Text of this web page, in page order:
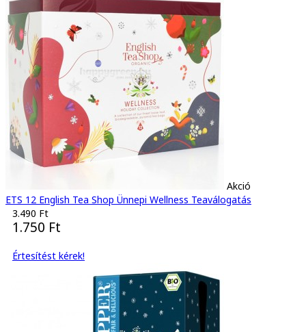
Akció
ETS 12 English Tea Shop Ünnepi Wellness Teaválogatás
3.490 Ft
1.750 Ft
Értesítést kérek!